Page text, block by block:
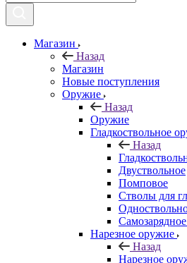
Магазин
Назад
Магазин
Новые поступления
Оружие
Назад
Оружие
Гладкоствольное
Назад
Двуствольное
Помповое
Стволы для
Нарезное оружие
Назад
Нарезное